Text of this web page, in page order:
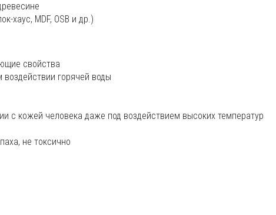
хаус, MDF, OSB и др.)
свойства
горячей воды
с кожей человека даже под воздействием высоких температур
не токсично